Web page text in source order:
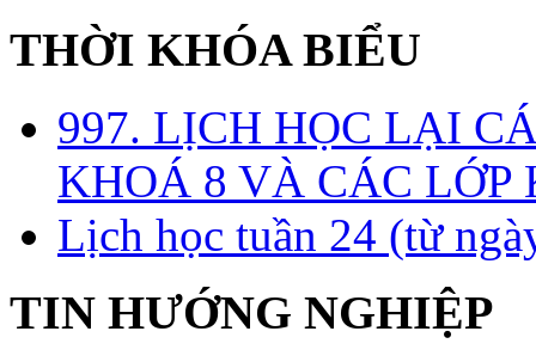
THỜI KHÓA BIỂU
997. LỊCH HỌC LẠI
KHOÁ 8 VÀ CÁC LỚP
Lịch học tuần 24 (từ
TIN HƯỚNG NGHIỆP